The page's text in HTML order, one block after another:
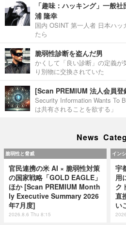
「趣味：ハッキング」一般
浦 隆幸
国内 OSINT 第一人者 日本ハ
たら
脆弱性診断を盗んだ男
かくして「良い診断」の定義
り別物に交換されていた
[Scan PREMIUM 法人会員登
Security Information Wants To
は共有されることを欲する」
News
脆弱性と脅威
官民連携の米 AI × 脆弱性対策
の国家戦略「GOLD EAGLE」
ほか [Scan PREMIUM Month
ly Executive Summary 2026
年7月度]
2026.8.6 Thu 8:15
イン
宇
用
ク
直
い